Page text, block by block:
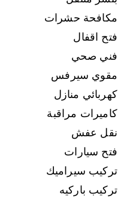
مكافحة حشرات
فتح اقفال
فني صحي
مقوي سيرفس
كهربائي منازل
كاميرات مراقبة
نقل عفش
فتح سيارات
تركيب سيراميك
تركيب باركيه